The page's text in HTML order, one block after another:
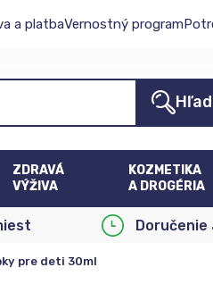
a platbaVernostný program
ZDRAVÁ
VÝŽIVA
KOZMETIKA
A DROGÉRIA
Doručenie
pre deti 30ml